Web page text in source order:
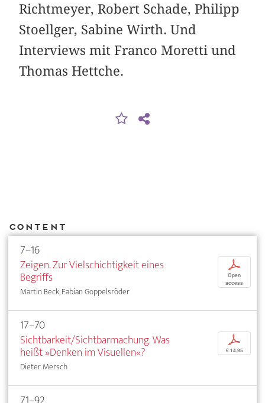
Richtmeyer, Robert Schade, Philipp
Stoellger, Sabine Wirth. Und
Interviews mit Franco Moretti und
Thomas Hettche.
Content
7–16
Zeigen. Zur Vielschichtigkeit eines
Begriffs
Martin Beck, Fabian Goppelsröder
p
Open
access
17–70
Sichtbarkeit/Sichtbarmachung. Was
heißt »Denken im Visuellen«?
Dieter Mersch
p
€ 14,95